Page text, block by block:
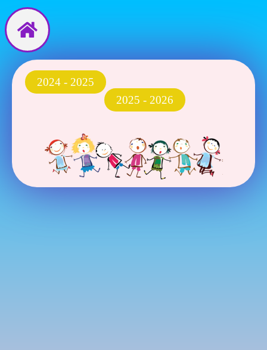
Перейти
до
вмісту
2024 - 2025
2025 - 2026